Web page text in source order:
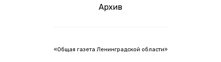
Архив
«Общая газета Ленинградской области»